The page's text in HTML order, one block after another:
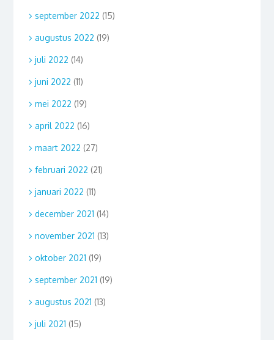
september 2022 (15)
augustus 2022 (19)
juli 2022 (14)
juni 2022 (11)
mei 2022 (19)
april 2022 (16)
maart 2022 (27)
februari 2022 (21)
januari 2022 (11)
december 2021 (14)
november 2021 (13)
oktober 2021 (19)
september 2021 (19)
augustus 2021 (13)
juli 2021 (15)